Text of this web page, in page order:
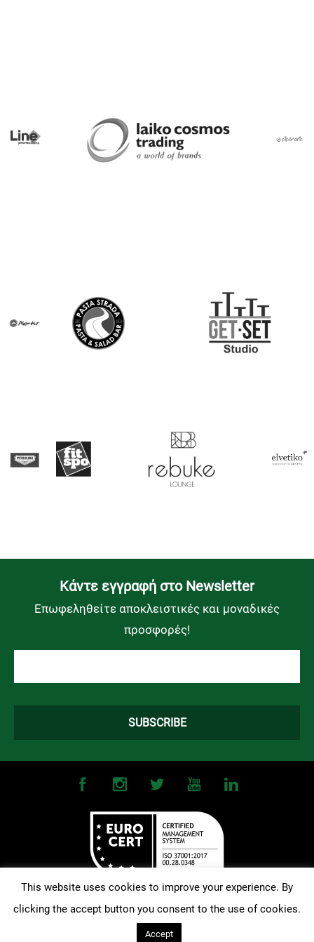
Kάντε εγγραφή στο Newsletter
Επωφεληθείτε αποκλειστικές και μοναδικές
προσφορές!
©2026OMONOIA FC. All Rights Reserved | Terms and Conditions|
| Designed and Developed by
This website uses cookies to improve your experience. By
clicking the accept button you consent to the use of cookies.
Accept